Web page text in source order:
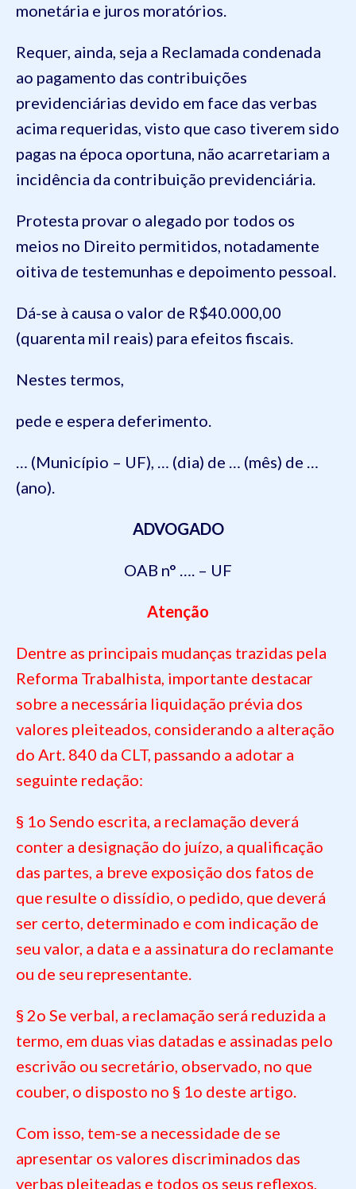
monetária e juros moratórios.
Requer, ainda, seja a Reclamada condenada
ao pagamento das contribuições
previdenciárias devido em face das verbas
acima requeridas, visto que caso tiverem sido
pagas na época oportuna, não acarretariam a
incidência da contribuição previdenciária.
Protesta provar o alegado por todos os
meios no Direito permitidos, notadamente
oitiva de testemunhas e depoimento pessoal.
Dá-se à causa o valor de R$40.000,00
(quarenta mil reais) para efeitos fiscais.
Nestes termos,
pede e espera deferimento.
… (Município – UF), … (dia) de … (mês) de …
(ano).
ADVOGADO
OAB n° …. – UF
Atenção
Dentre as principais mudanças trazidas pela
Reforma Trabalhista, importante destacar
sobre a necessária liquidação prévia dos
valores pleiteados, considerando a alteração
do Art. 840 da CLT, passando a adotar a
seguinte redação:
§ 1o Sendo escrita, a reclamação deverá
conter a designação do juízo, a qualificação
das partes, a breve exposição dos fatos de
que resulte o dissídio, o pedido, que deverá
ser certo, determinado e com indicação de
seu valor, a data e a assinatura do reclamante
ou de seu representante.
§ 2o Se verbal, a reclamação será reduzida a
termo, em duas vias datadas e assinadas pelo
escrivão ou secretário, observado, no que
couber, o disposto no § 1o deste artigo.
Com isso, tem-se a necessidade de se
apresentar os valores discriminados das
verbas pleiteadas e todos os seus reflexos,